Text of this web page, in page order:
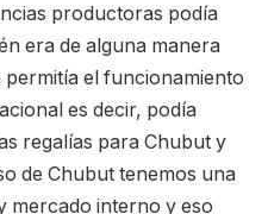
productoras podía
era de alguna manera
permitía el funcionamiento
es decir, podía
regalías para Chubut y
de Chubut tenemos una
mercado interno y eso